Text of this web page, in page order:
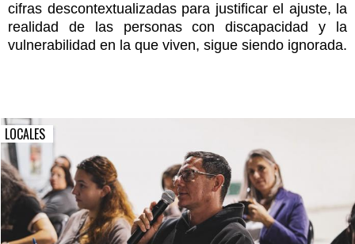
cifras descontextualizadas para justificar el ajuste, la
realidad de las personas con discapacidad y la
vulnerabilidad en la que viven, sigue siendo ignorada.
LOCALES